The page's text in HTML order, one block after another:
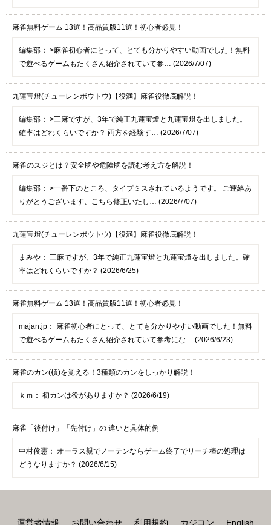
麻雀無料ゲーム 13選！高品質版11選！初心者必見！
編集部： >麻雀初心者にとって、とても分かりやすい動画でした！無料
で遊べるゲームもたくさん紹介されていて参… (2026/7/07)
九蓮宝燈(チューレンポウトウ)【役満】麻雀役徹底解説！
編集部： >三麻ですが、3年で純正九蓮宝燈と九蓮宝燈を出しました。
確率はどれくらいですか？ 両方を経験す… (2026/7/07)
麻雀のスジとは？安全牌や危険牌を読む考え方を解説！
編集部： >一番下のところ、タイプミスされているようです。 ご連絡あ
りがとうございます、こちら修正いたし… (2026/7/07)
九蓮宝燈(チューレンポウトウ)【役満】麻雀役徹底解説！
まみや： 三麻ですが、3年で純正九蓮宝燈と九蓮宝燈を出しました。確
率はどれくらいですか？ (2026/6/25)
麻雀無料ゲーム 13選！高品質版11選！初心者必見！
majan.jp： 麻雀初心者にとって、とても分かりやすい動画でした！無料
で遊べるゲームもたくさん紹介されていて参考にな… (2026/6/23)
麻雀のカン(槓)を覚える！3種類のカンをしっかり解説！
ｋｍ： 初カンは役がありますか？ (2026/6/19)
麻雀「後付け」「先付け」の 違いと具体的例
中村俊憲： オーラス親でノーテンならゲーム終了でリーチ棒の処理は
どうなりますか？ (2026/6/15)
運営者情報 お問い合わせ 利用規約 カジコン English